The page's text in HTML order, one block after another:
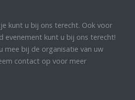
kunt u bij ons terecht. Ook voor
evenement kunt u bij ons terecht!
mee bij de organisatie van uw
contact op voor meer